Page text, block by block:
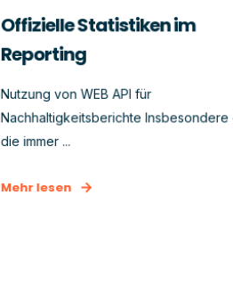
Offizielle Statistiken im
Reporting
Nutzung von WEB API für
Nachhaltigkeitsberichte Insbesondere
die immer ...
Mehr lesen